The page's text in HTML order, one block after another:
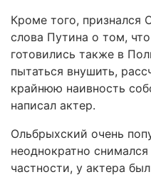
Кроме того, признался
слова Путина о том,
готовились также в
пытаться внушить,
крайнюю наивность
написал актер.
Ольбрыхский очень
неоднократно
частности, у актера